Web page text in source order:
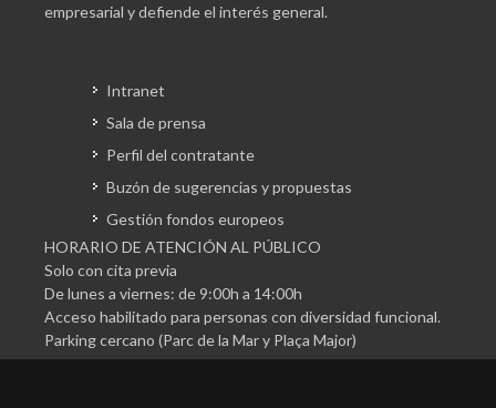
empresarial y defiende el interés general.
Intranet
Sala de prensa
Perfil del contratante
Buzón de sugerencias y propuestas
Gestión fondos europeos
HORARIO DE ATENCIÓN AL PÚBLICO
Solo con cita previa
De lunes a viernes: de 9:00h a 14:00h
Acceso habilitado para personas con diversidad funcional.
Parking cercano (Parc de la Mar y Plaça Major)